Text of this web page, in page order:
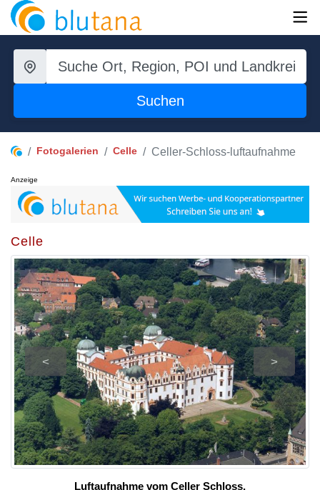
Suchen
Fotogalerien Celle Celler-Schloss-luftaufnahme
Anzeige
Celle
< >
Luftaufnahme vom Celler Schloss.